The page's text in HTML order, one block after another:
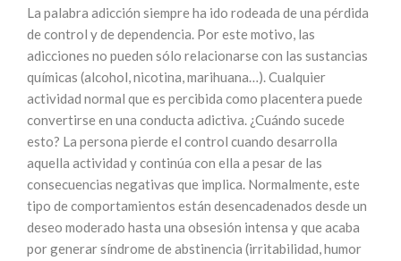
La palabra adicción siempre ha ido rodeada de una pérdida
de control y de dependencia. Por este motivo, las
adicciones no pueden sólo relacionarse con las sustancias
químicas (alcohol, nicotina, marihuana…). Cualquier
actividad normal que es percibida como placentera puede
convertirse en una conducta adictiva. ¿Cuándo sucede
esto? La persona pierde el control cuando desarrolla
aquella actividad y continúa con ella a pesar de las
consecuencias negativas que implica. Normalmente, este
tipo de comportamientos están desencadenados desde un
deseo moderado hasta una obsesión intensa y que acaba
por generar síndrome de abstinencia (irritabilidad, humor